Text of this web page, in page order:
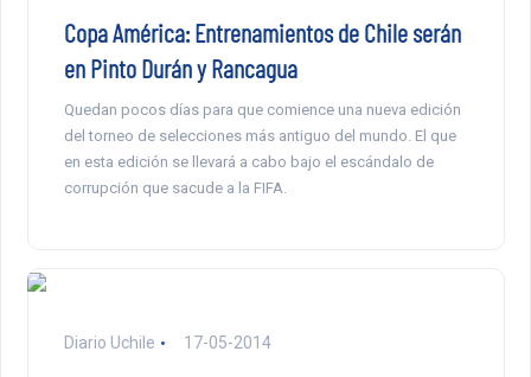
Copa América: Entrenamientos de Chile serán
en Pinto Durán y Rancagua
Quedan pocos días para que comience una nueva edición
del torneo de selecciones más antiguo del mundo. El que
en esta edición se llevará a cabo bajo el escándalo de
corrupción que sacude a la FIFA.
Diario Uchile 17-05-2014